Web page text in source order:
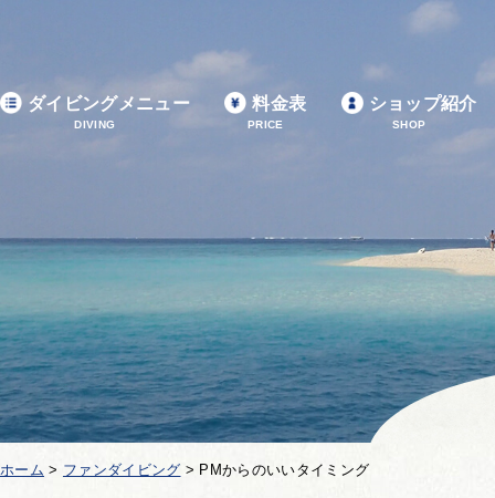
ダイビングメニュー
DIVING
料金表
PRICE
ショップ紹介
SHOP
ホーム > ファンダイビング > PMからのいいタイミング